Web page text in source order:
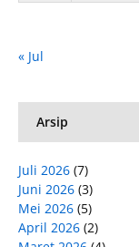
« Jul
Arsip
Juli 2026 (7)
Juni 2026 (3)
Mei 2026 (5)
April 2026 (2)